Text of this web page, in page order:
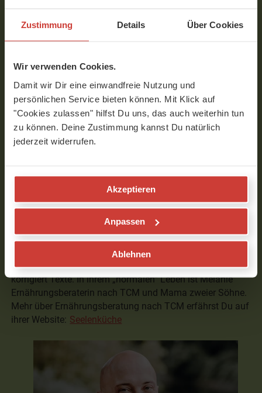
Zustimmung Details Über Cookies
Wir verwenden Cookies.
Damit wir Dir eine einwandfreie Nutzung und
persönlichen Service bieten können. Mit Klick auf
"Cookies zulassen" hilfst Du uns, das auch weiterhin tun
zu können. Deine Zustimmung kannst Du natürlich
jederzeit widerrufen.
Akzeptieren
Anpassen
Ablehnen
Videoschnitt,Texte & Verbindungsglied
Melanie ist für YogaMeHome wie der Atem für die Asana-
Praxis. Sie verbindet alles und sorgt für einen fließenden
Ablauf. Ohne sie würde YogaMeHome immer mal wieder
die Luft ausgehen. Sie ist Assistenz bei Interviews,
schneidet Videos, wenns mal schnell gehen muss und
korrigiert Texte. In ihrem „normalen“ Leben ist Melanie
Ernährungsberaterin nach TCM und Mama zweier Söhne.
Mehr über Ernährungsberatung nach TCM erfährst Du auf
ihrer Website: Seelenküche